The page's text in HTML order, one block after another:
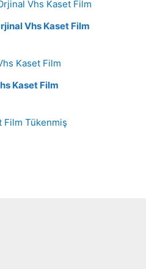
Vhs Kaset Film
Kaset Film
Tükenmiş